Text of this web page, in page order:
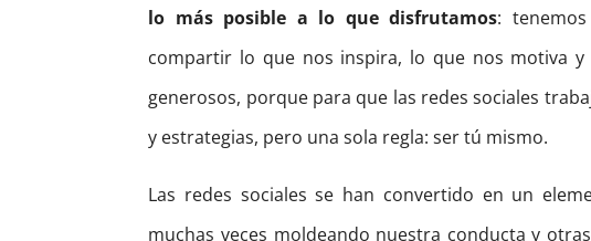
lo más posible a lo que disfrutamos:
compartir lo que nos inspira, lo que nos motiva
generosos, porque para que las redes sociales
y estrategias, pero una sola regla: ser tú mismo.
Las redes sociales se han convertido en un
muchas veces moldeando nuestra conducta y